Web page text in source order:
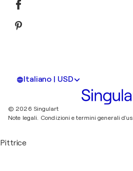
Italiano | USD
© 2026 Singulart
Note legali. Condizioni e termini generali
Pittrice